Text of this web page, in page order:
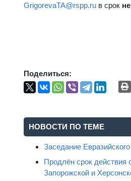
GrigorevaTA@rspp.ru в срок
Поделиться:
НОВОСТИ ПО ТЕМЕ
Заседание
Продлён срок действия
Запорожской и